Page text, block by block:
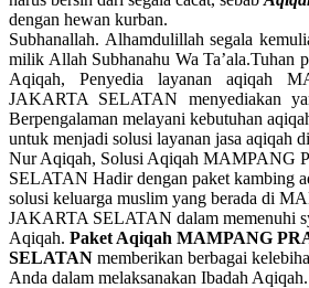
dengan hewan kurban.
Subhanallah. Alhamdulillah segala
milik Allah Subhanahu Wa Ta’ala.Tuhan
Aqiqah, Penyedia layanan aqiqah
JAKARTA SELATAN menyediakan
Berpengalaman melayani kebutuhan
untuk menjadi solusi layanan jasa aqiqah
Nur Aqiqah, Solusi Aqiqah MAMPANG
SELATAN Hadir dengan paket kambing
solusi keluarga muslim yang berada di
JAKARTA SELATAN dalam memenuhi
Aqiqah. Paket Aqiqah MAMPANG
SELATAN memberikan berbagai
Anda dalam melaksanakan Ibadah Aqiqah.